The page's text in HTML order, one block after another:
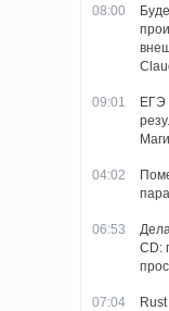
08:00
09:01
ЕГЭ
04:02
06:53
CD:
07:04